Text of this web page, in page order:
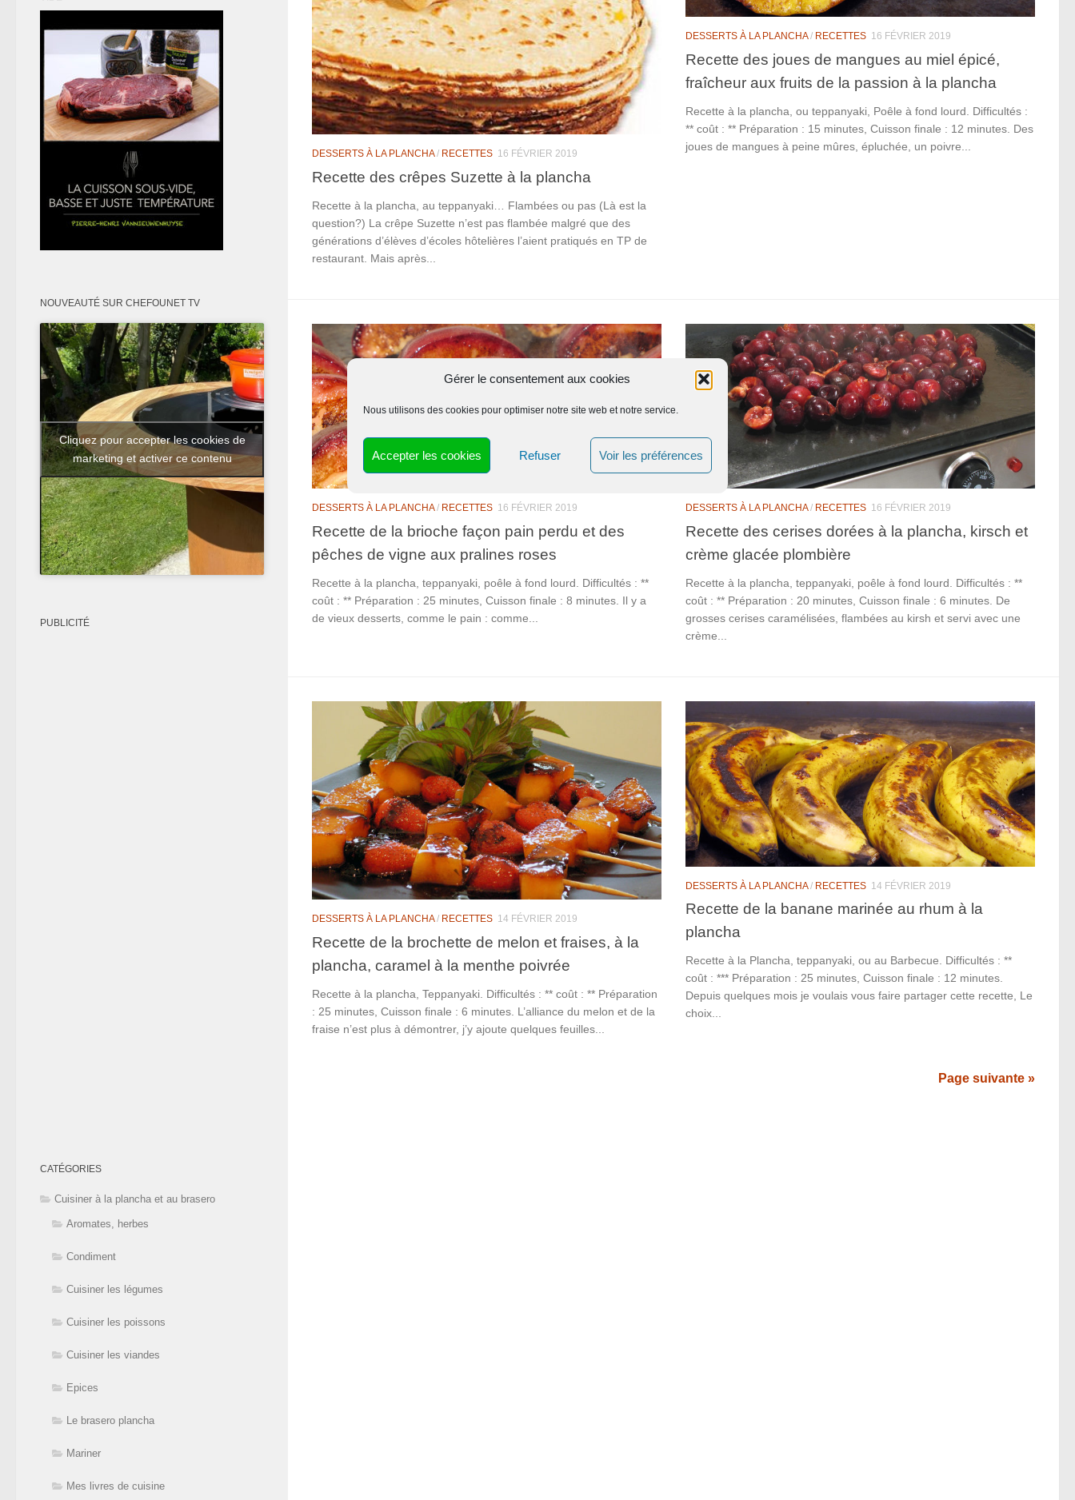
Gérer le consentement aux cookies
Nous utilisons des cookies pour optimiser notre site web et notre service.
Accepter les cookies Refuser Voir les préférences
DESSERTS À LA PLANCHA/ RECETTES 16 FÉVRIER 2019
Recette des crêpes Suzette à la plancha
Recette à la plancha, au teppanyaki… Flambées ou pas (Là est la
question?) La crêpe Suzette n’est pas flambée malgré que des
générations d’élèves d’écoles hôtelières l’aient pratiqués en TP de
restaurant. Mais après...
DESSERTS À LA PLANCHA/ RECETTES 16 FÉVRIER 2019
Recette des joues de mangues au miel épicé,
fraîcheur aux fruits de la passion à la plancha
Recette à la plancha, ou teppanyaki, Poêle à fond lourd. Difficultés :
** coût : ** Préparation : 15 minutes, Cuisson finale : 12 minutes. Des
joues de mangues à peine mûres, épluchée, un poivre...
DESSERTS À LA PLANCHA/ RECETTES 16 FÉVRIER 2019
Recette de la brioche façon pain perdu et des
pêches de vigne aux pralines roses
Recette à la plancha, teppanyaki, poêle à fond lourd. Difficultés : **
coût : ** Préparation : 25 minutes, Cuisson finale : 8 minutes. Il y a
de vieux desserts, comme le pain : comme...
DESSERTS À LA PLANCHA/ RECETTES 16 FÉVRIER 2019
Recette des cerises dorées à la plancha, kirsch et
crème glacée plombière
Recette à la plancha, teppanyaki, poêle à fond lourd. Difficultés : **
coût : ** Préparation : 20 minutes, Cuisson finale : 6 minutes. De
grosses cerises caramélisées, flambées au kirsh et servi avec une
crème...
DESSERTS À LA PLANCHA/ RECETTES 14 FÉVRIER 2019
Recette de la brochette de melon et fraises, à la
plancha, caramel à la menthe poivrée
Recette à la plancha, Teppanyaki. Difficultés : ** coût : ** Préparation
: 25 minutes, Cuisson finale : 6 minutes. L’alliance du melon et de la
fraise n’est plus à démontrer, j’y ajoute quelques feuilles...
DESSERTS À LA PLANCHA/ RECETTES 14 FÉVRIER 2019
Recette de la banane marinée au rhum à la
plancha
Recette à la Plancha, teppanyaki, ou au Barbecue. Difficultés : **
coût : *** Préparation : 25 minutes, Cuisson finale : 12 minutes.
Depuis quelques mois je voulais vous faire partager cette recette, Le
choix...
Page suivante »
NOUVEAUTÉ SUR CHEFOUNET TV
Cliquez pour accepter les cookies de
marketing et activer ce contenu
PUBLICITÉ
CATÉGORIES
Cuisiner à la plancha et au brasero
Aromates, herbes
Condiment
Cuisiner les légumes
Cuisiner les poissons
Cuisiner les viandes
Epices
Le brasero plancha
Mariner
Mes livres de cuisine